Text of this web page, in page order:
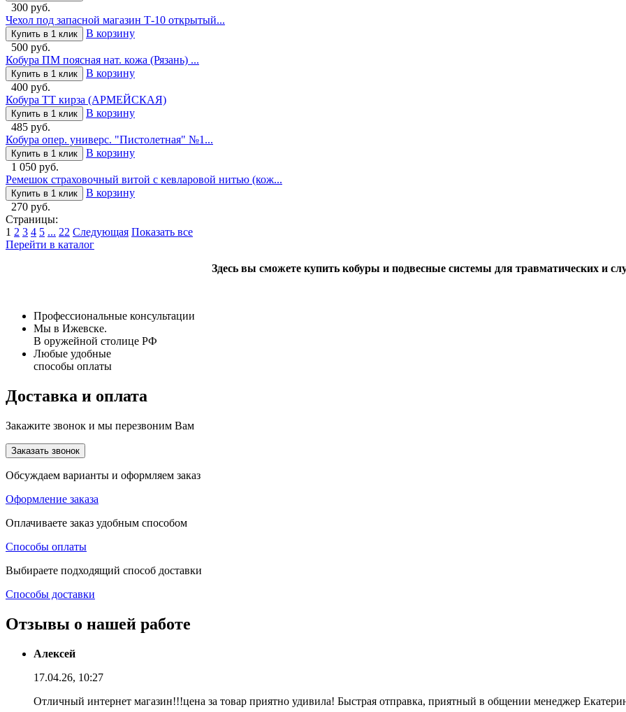
300 руб.
Чехол под запасной магазин Т-10 открытый...
Купить в 1 клик
В корзину
500 руб.
Кобура ПМ поясная нат. кожа (Рязань) ...
Купить в 1 клик
В корзину
400 руб.
Кобура ТТ кирза (АРМЕЙСКАЯ)
Купить в 1 клик
В корзину
485 руб.
Кобура опер. универс. "Пистолетная" №1...
Купить в 1 клик
В корзину
1 050 руб.
Ремешок страховочный витой с кевларовой нитью (кож...
Купить в 1 клик
В корзину
270 руб.
Страницы:
1 2 3 4 5 ... 22 Следующая Показать все
Перейти в каталог
Здесь вы сможете купить кобуры и подвесные системы для травматических и
Профессиональные консультации
Мы в Ижевске.
В оружейной столице РФ
Любые удобные
способы оплаты
Доставка и оплата
Закажите звонок и мы перезвоним Вам
Заказать звонок
Обсуждаем варианты и оформляем заказ
Оформление заказа
Оплачиваете заказ удобным способом
Способы оплаты
Выбираете подходящий способ доставки
Способы доставки
Отзывы о нашей работе
Алексей
17.04.26, 10:27
Отличный интернет магазин!!!цена за товар приятно удивила! Быстрая отправка, приятный в общении менеджер